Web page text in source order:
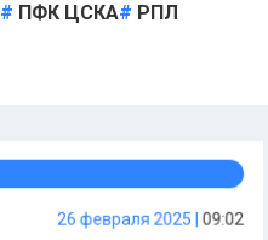
ПФК ЦСКА
РПЛ